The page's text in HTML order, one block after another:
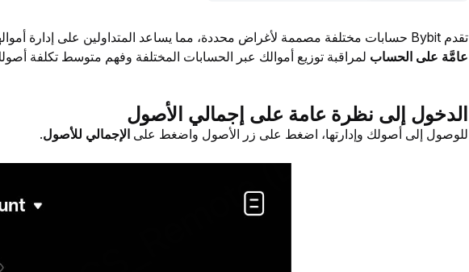
تقدم Bybit حسابات مختلفة مصممة لأغراض محددة، مما يساعد المتداولين على إدارة أموالهم بكفاءة. يشرح هذا الدليل كيفية استخدام صفحة
عامَّة على الحساب لمراقبة توزيع أموالك عبر الحسابات المختلفة وفهم متوسط تكلفة
الدخول إلى نظرة عامة على إجمالي الأصول
للوصول إلى أصولك وإدارتها، اضغط على زر الأصول واضغط على الإجمالي للأصول.